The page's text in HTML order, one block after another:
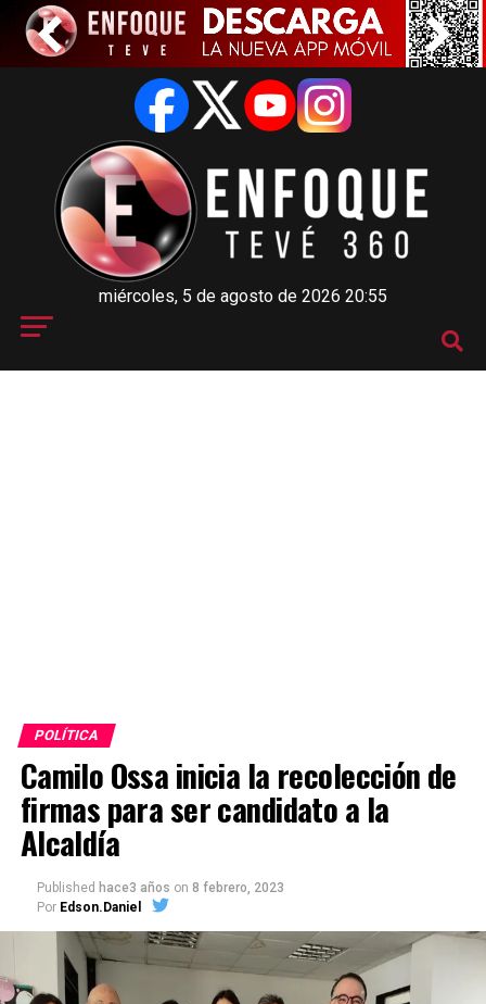
miércoles, 5 de agosto de 2026 20:55
POLÍTICA
Camilo Ossa inicia la recolección de
firmas para ser candidato a la
Alcaldía
Published hace3 años on 8 febrero, 2023
Por Edson.Daniel